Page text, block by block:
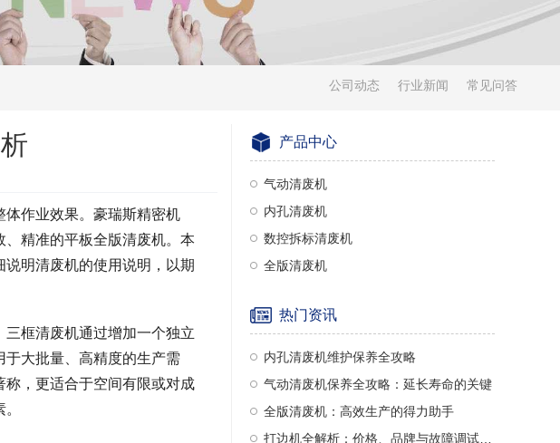
公司动态 行业新闻 常见问答
作业效果。豪瑞斯精密机
精准的平板全版清废机。本
明清废机的使用说明，以期
框清废机通过增加一个独立
大批量、高精度的生产需
，更适合于空间有限或对成
产品中心
气动清废机
内孔清废机
数控拆标清废机
全版清废机
热门资讯
内孔清废机维护保养全攻略
气动清废机保养全攻略：延长寿命的关键
全版清废机：高效生产的得力助手